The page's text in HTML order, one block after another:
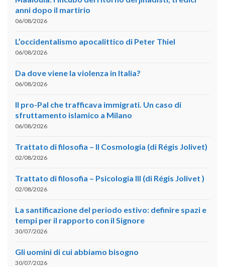
anni dopo il martirio
06/08/2026
L’occidentalismo apocalittico di Peter Thiel
06/08/2026
Da dove viene la violenza in Italia?
06/08/2026
Il pro-Pal che trafficava immigrati. Un caso di
sfruttamento islamico a Milano
06/08/2026
Trattato di filosofia – II Cosmologia (di Régis Jolivet)
02/08/2026
Trattato di filosofia – Psicologia III (di Régis Jolivet )
02/08/2026
La santificazione del periodo estivo: definire spazi e
tempi per il rapporto con il Signore
30/07/2026
Gli uomini di cui abbiamo bisogno
30/07/2026